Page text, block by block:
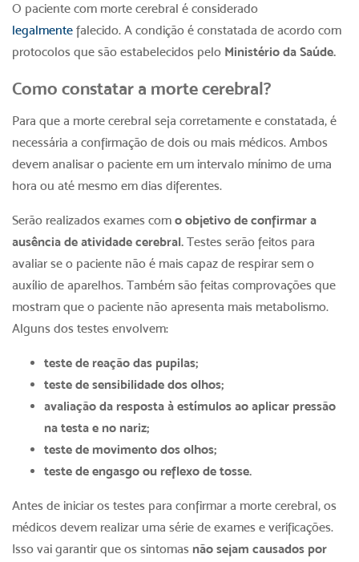
O paciente com morte cerebral é considerado
legalmente falecido. A condição é constatada de acordo com
protocolos que são estabelecidos pelo Ministério da Saúde.
Como constatar a morte cerebral?
Para que a morte cerebral seja corretamente e constatada, é
necessária a confirmação de dois ou mais médicos. Ambos
devem analisar o paciente em um intervalo mínimo de uma
hora ou até mesmo em dias diferentes.
Serão realizados exames com o objetivo de confirmar a
ausência de atividade cerebral. Testes serão feitos para
avaliar se o paciente não é mais capaz de respirar sem o
auxílio de aparelhos. Também são feitas comprovações que
mostram que o paciente não apresenta mais metabolismo.
Alguns dos testes envolvem:
teste de reação das pupilas;
teste de sensibilidade dos olhos;
avaliação da resposta à estímulos ao aplicar pressão
na testa e no nariz;
teste de movimento dos olhos;
teste de engasgo ou reflexo de tosse.
Antes de iniciar os testes para confirmar a morte cerebral, os
médicos devem realizar uma série de exames e verificações.
Isso vai garantir que os sintomas não sejam causados por